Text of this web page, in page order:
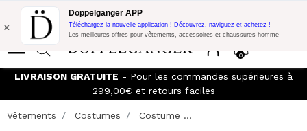
Promo Flash: 10% de réduction supplémentaire sur 300€ d'achat
avec le code:
0
x
Doppelgänger APP
Téléchargez la nouvelle application ! Découvrez, naviguez et achetez !
Les meilleures offres pour vêtements, accessoires et chaussures homme
LIVRAISON GRATUITE - Pour les commandes supérieures à
299,00€ et retours faciles
Vêtements Costumes Costume ...